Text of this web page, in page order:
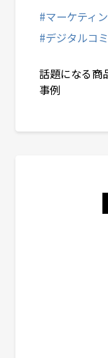
話題になる商
事例
#マーケティ
#デジタルコ